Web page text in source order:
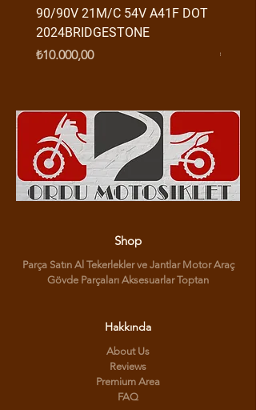
90/90V 21M/C 54V A41F DOT
2024BRIDGESTONE
Fiyat
₺10.000,00
Fiyat
₺950,00
Shop
Parça Satın Al Tekerlekler ve Jantlar Motor Araç
Gövde Parçaları Aksesuarlar Toptan
Hakkında
About Us
Reviews
Premium Area
FAQ